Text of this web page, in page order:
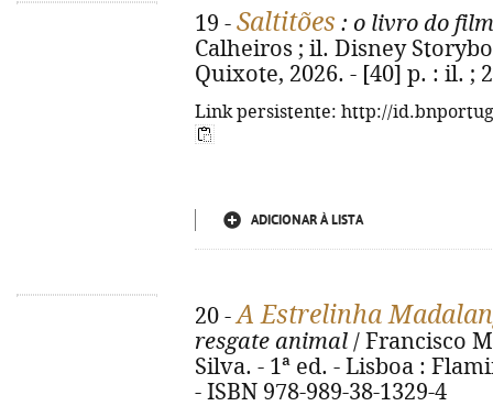
19 - Saltitões : o livro do
Calheiros ; il. Disney
Quixote, 2026. - [40] p. : il. ;
Link persistente: http://
ADICIONAR À LISTA
20 -A Estrelinha
resgate animal / Francisco
Silva. - 1ª ed. - Lisboa :
- ISBN 978-989-38-1329-4